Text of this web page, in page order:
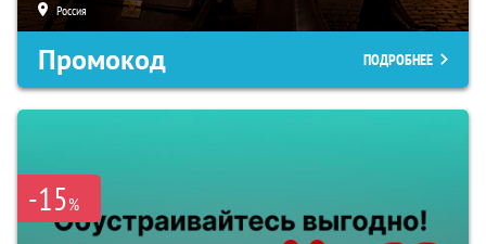
Россия
Промокод ПОДРОБНЕЕ
-15%